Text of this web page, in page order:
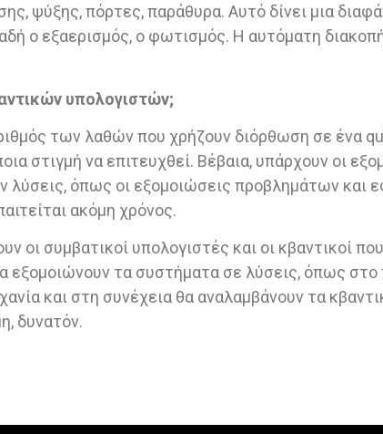
ψύξης, πόρτες, παράθυρα. Αυτό δίνει μια
ο εξαερισμός, ο φωτισμός. Η αυτόματη
υπολογιστών;
των λαθών που χρήζουν διόρθωση σε ένα
στιγμή να επιτευχθεί. Βέβαια, υπάρχουν οι
λύσεις, όπως οι εξομοιώσεις προβλημάτων και
ακόμη χρόνος.
οι συμβατικοί υπολογιστές και οι κβαντικοί
τα συστήματα σε λύσεις, όπως στο
και στη συνέχεια θα αναλαμβάνουν τα
δυνατόν.